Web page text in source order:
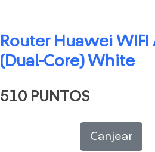
Router Huawei WIFI
(Dual-Core) White
510 PUNTOS
Canjear